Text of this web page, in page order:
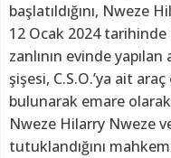
başlatıldığını, Nweze
12 Ocak 2024 tarihinde
zanlının evinde
şişesi, C.S.O.’ya ait
bulunarak emare olarak
Nweze Hilarry Nweze
tutuklandığını